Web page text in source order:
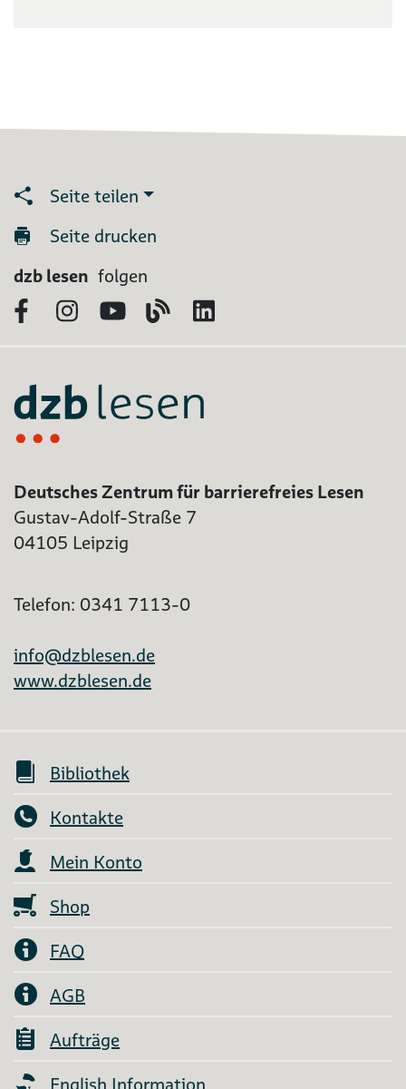
Seite teilen
Seite drucken
dzb lesen folgen
FacebookInstagram
YouTubeBlog
Deutsches Zentrum für barrierefreies Lesen
Gustav-Adolf-Straße 7
04105 Leipzig
Telefon: 0341 7113-0
info@dzblesen.de
www.dzblesen.de
Bibliothek
Kontakte
Mein Konto
Shop
FAQ
AGB
Aufträge